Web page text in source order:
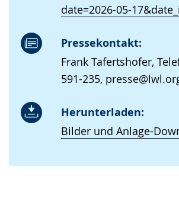
date=2026-05-
Pressekontakt:
Frank Tafertshofer,
591-235,
Herunterladen:
Bilder und Anlage-